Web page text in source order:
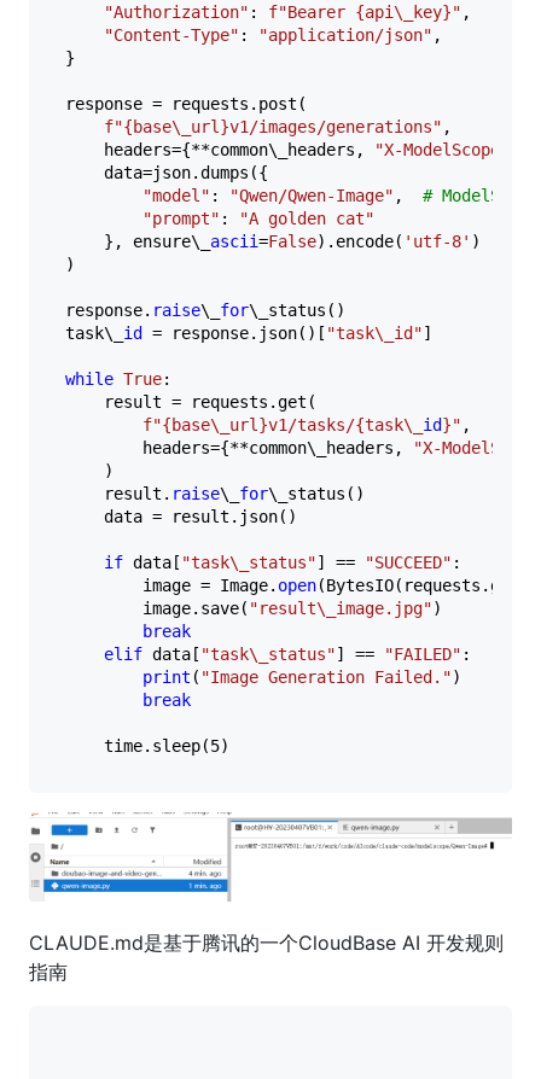
"Authorization" : f"Bearer {api\_key}" ,
"Content-Type" : "application/json" ,
}
response = requests.post(
f"{base\_url}v1/images/generations" ,
    headers={**common\_headers,
"X-ModelScope-
    data=json.dumps({
"model" : "Qwen/Qwen-Image" , #
"prompt" :
"A golden cat"
    }, ensure\_
ascii=False).encode( 'utf-8' )
)
response. raise\_ for\_status()
task\_ id = response.json()[ "task\_id"]
while True:
    result = requests.get(
f"{base\_url}v1/tasks/{task\_ id}" ,
        headers={**common\_headers,
"X-
    )
    result.
raise\_ for\_status()
    data = result.json()
if data[ "task\_status"] == "SUCCEED" :
        image = Image.
open
        image.save(
"result\_image.jpg")
break
elif data[ "task\_status"] == "FAILED" :
print ( "Image Generation Failed.")
break
    time.sleep(
5
CLAUDE.md是基于腾讯的一个CloudBase AI 开发规则
指南